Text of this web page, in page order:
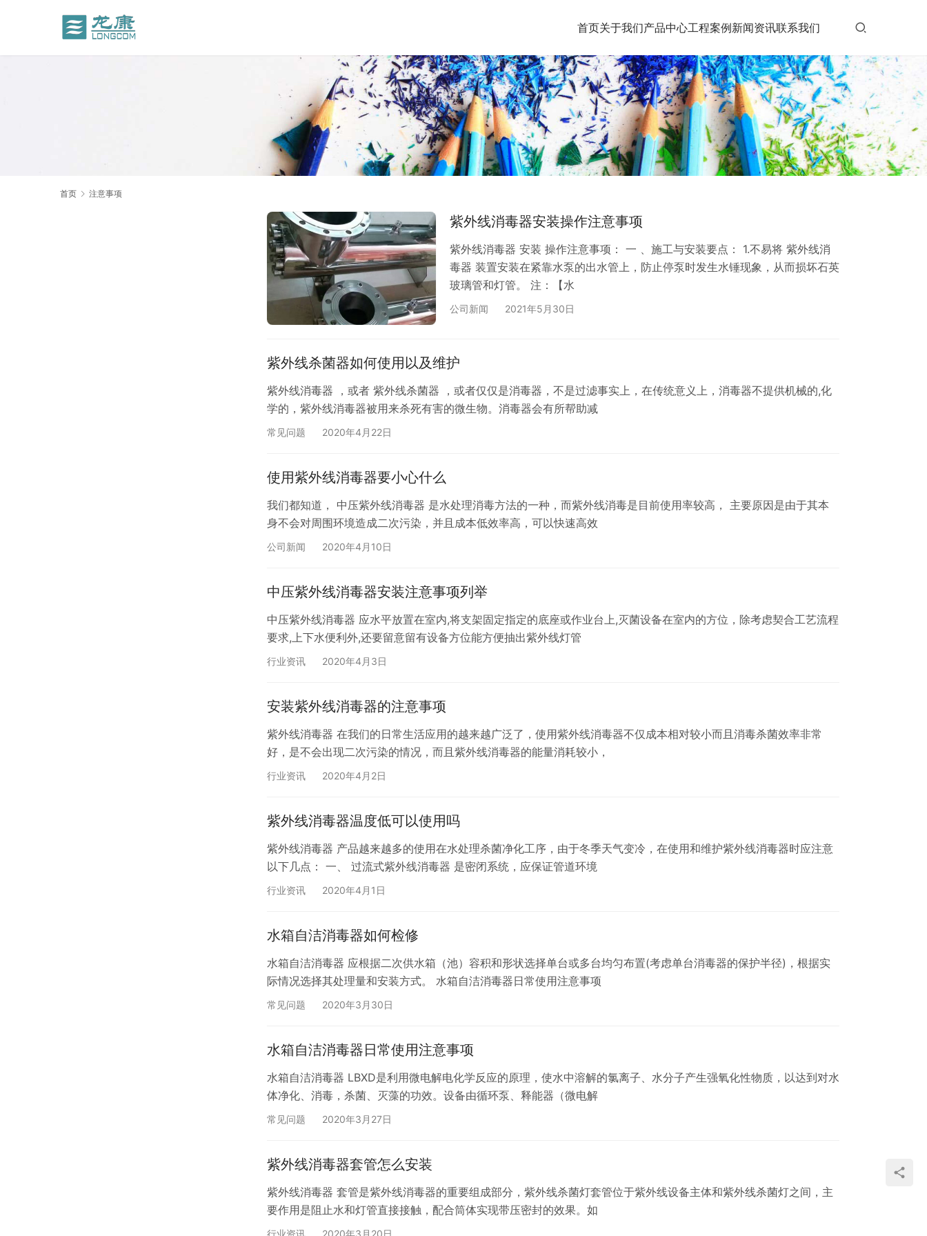
首页关于我们产品中心工程案例新闻资讯联系我们
首页 注意事项
紫外线消毒器安装操作注意事项
紫外线消毒器 安装 操作注意事项： 一 、施工与安装要点： 1.不易将 紫外线消
毒器 装置安装在紧靠水泵的出水管上，防止停泵时发生水锤现象，从而损坏石英
玻璃管和灯管。 注：【水
公司新闻 2021年5月30日
紫外线杀菌器如何使用以及维护
紫外线消毒器 ，或者 紫外线杀菌器 ，或者仅仅是消毒器，不是过滤事实上，在传统意义上，消毒器不提供机械的,化
学的，紫外线消毒器被用来杀死有害的微生物。消毒器会有所帮助减
常见问题 2020年4月22日
使用紫外线消毒器要小心什么
我们都知道， 中压紫外线消毒器 是水处理消毒方法的一种，而紫外线消毒是目前使用率较高， 主要原因是由于其本
身不会对周围环境造成二次污染，并且成本低效率高，可以快速高效
公司新闻 2020年4月10日
中压紫外线消毒器安装注意事项列举
中压紫外线消毒器 应水平放置在室内,将支架固定指定的底座或作业台上,灭菌设备在室内的方位，除考虑契合工艺流程
要求,上下水便利外,还要留意留有设备方位能方便抽出紫外线灯管
行业资讯 2020年4月3日
安装紫外线消毒器的注意事项
紫外线消毒器 在我们的日常生活应用的越来越广泛了，使用紫外线消毒器不仅成本相对较小而且消毒杀菌效率非常
好，是不会出现二次污染的情况，而且紫外线消毒器的能量消耗较小，
行业资讯 2020年4月2日
紫外线消毒器温度低可以使用吗
紫外线消毒器 产品越来越多的使用在水处理杀菌净化工序，由于冬季天气变冷，在使用和维护紫外线消毒器时应注意
以下几点： 一、 过流式紫外线消毒器 是密闭系统，应保证管道环境
行业资讯 2020年4月1日
水箱自洁消毒器如何检修
水箱自洁消毒器 应根据二次供水箱（池）容积和形状选择单台或多台均匀布置(考虑单台消毒器的保护半径)，根据实
际情况选择其处理量和安装方式。 水箱自洁消毒器日常使用注意事项
常见问题 2020年3月30日
水箱自洁消毒器日常使用注意事项
水箱自洁消毒器 LBXD是利用微电解电化学反应的原理，使水中溶解的氯离子、水分子产生强氧化性物质，以达到对水
体净化、消毒，杀菌、灭藻的功效。设备由循环泵、释能器（微电解
常见问题 2020年3月27日
紫外线消毒器套管怎么安装
紫外线消毒器 套管是紫外线消毒器的重要组成部分，紫外线杀菌灯套管位于紫外线设备主体和紫外线杀菌灯之间，主
要作用是阻止水和灯管直接接触，配合筒体实现带压密封的效果。如
行业资讯 2020年3月20日